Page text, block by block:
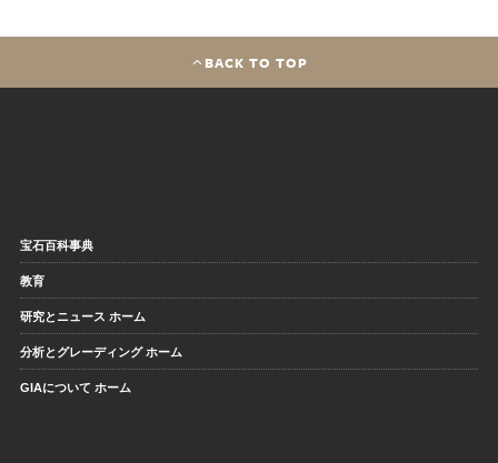
BACK TO TOP
宝石百科事典
教育
研究とニュース ホーム
分析とグレーディング ホーム
GIAについて ホーム